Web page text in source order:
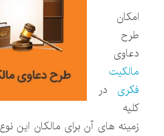
امکان
طرح
دعاوی
مالکیت
فکری در
کلیه
زمینه های آن برای مالکان این